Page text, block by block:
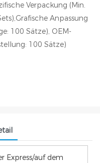
Verpackung (Min.
Anpassung
100 Sätze), OEM-
100 Sätze)
Express/auf dem